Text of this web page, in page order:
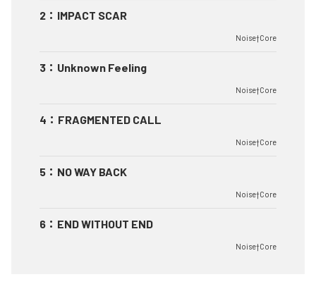
2 ： IMPACT SCAR
Noise†Core
3 ： Unknown Feeling
Noise†Core
4 ： FRAGMENTED CALL
Noise†Core
5 ： NO WAY BACK
Noise†Core
6 ： END WITHOUT END
Noise†Core